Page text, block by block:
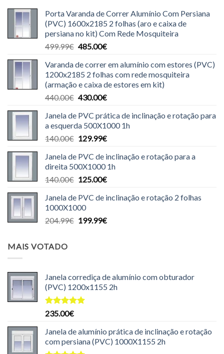
Porta Varanda de Correr Alumínio Com Persiana
(PVC) 1600x2185 2 folhas (aro e caixa de
persiana no kit) Com Rede Mosquiteira
499.99€ O
original
era:
499.99€.
485.00€O
atual
é:
485.00€.
Varanda de correr em alumínio com estores (PVC)
1200x2185 2 folhas com rede mosquiteira
(armação e caixa de estores em kit)
440.00€ O
original
era:
440.00€.
430.00€O
atual
é:
430.00€.
Janela de PVC prática de inclinação e rotação para
a esquerda 500X1000 1h
140.00€ O
original
era:
140.00€.
129.99€O
atual
é:
129.99€.
Janela de PVC de inclinação e rotação para a
direita 500X1000 1h
140.00€ O
original
era:
140.00€.
125.00€O
atual
125.00€.
Janela de PVC de inclinação e rotação 2 folhas
1000X1000
204.99€ O
199.99€O
MAIS VOTADO
Janela corrediça de alumínio com obturador
(PVC) 1200x1155 2h
Avaliação
235.00€
Janela de alumínio prática de inclinação e rotação
com persiana (PVC) 1000X1155 2h